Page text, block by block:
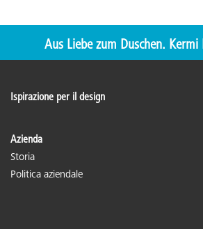
Aus Liebe zum Duschen. Kermi
Ispirazione per il design
Azienda
Storia
Politica aziendale